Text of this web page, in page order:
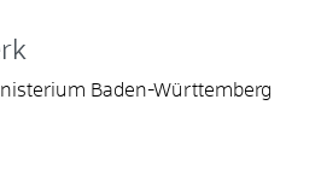
Baden-Württemberg